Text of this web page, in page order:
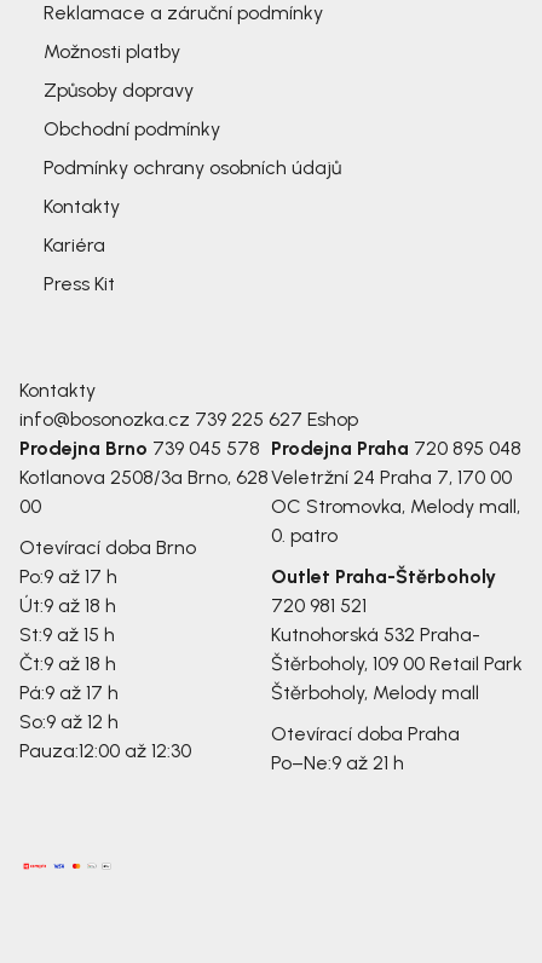
Reklamace a záruční podmínky
Možnosti platby
Způsoby dopravy
Obchodní podmínky
Podmínky ochrany osobních údajů
Kontakty
Kariéra
Press Kit
Kontakty
info@bosonozka.cz 739 225 627 Eshop
Prodejna Brno 739 045 578
Kotlanova 2508/3a Brno, 628
00
Otevírací doba Brno
Po:9 až 17 h
Út:9 až 18 h
St:9 až 15 h
Čt:9 až 18 h
Pá:9 až 17 h
So:9 až 12 h
Pauza:12:00 až 12:30
Prodejna Praha 720 895 048
Veletržní 24 Praha 7, 170 00
OC Stromovka, Melody mall,
0. patro
Outlet Praha-Štěrboholy
720 981 521
Kutnohorská 532 Praha-
Štěrboholy, 109 00 Retail Park
Štěrboholy, Melody mall
Otevírací doba Praha
Po–Ne:9 až 21 h